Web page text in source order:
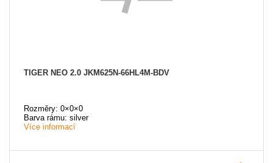
TIGER NEO 2.0 JKM625N-66HL4M-BDV
Rozměry: 0×0×0
Barva rámu: silver
Více informací